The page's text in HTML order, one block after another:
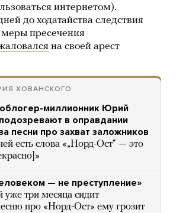
интернетом).
до ходатайства следствия
пресечения
на своей арест
ХОВАНСКОГО
миллионник Юрий
в оправдании
песни про захват заложников
есть слова «„Норд-Ост“ — это
— не преступление»
три месяца сидит
про «Норд-Ост» ему грозит